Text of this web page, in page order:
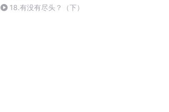
18.有没有尽头？（下）